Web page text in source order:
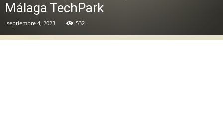
Málaga TechPark
septiembre 4, 2023 532